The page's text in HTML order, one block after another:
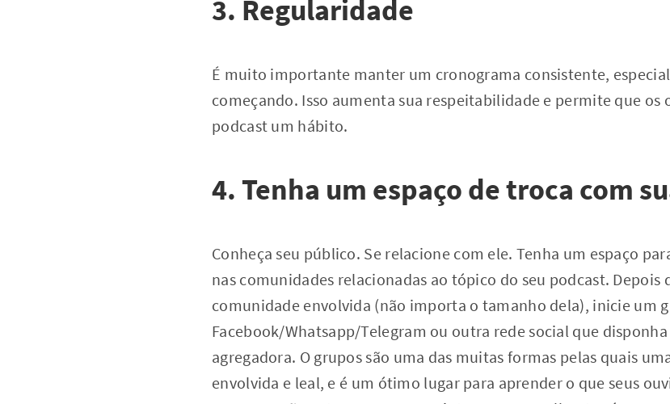
3. Regularidade
É muito importante manter um cronograma consistente,
começando. Isso aumenta sua respeitabilidade e permite que os
podcast um hábito.
4. Tenha um espaço de troca com
Conheça seu público. Se relacione com ele. Tenha um espaço
nas comunidades relacionadas ao tópico do seu podcast. Depois
comunidade envolvida (não importa o tamanho dela), inicie um
Facebook/Whatsapp/Telegram ou outra rede social que
agregadora. O grupos são uma das muitas formas pelas quais
envolvida e leal, e é um ótimo lugar para aprender o que seus